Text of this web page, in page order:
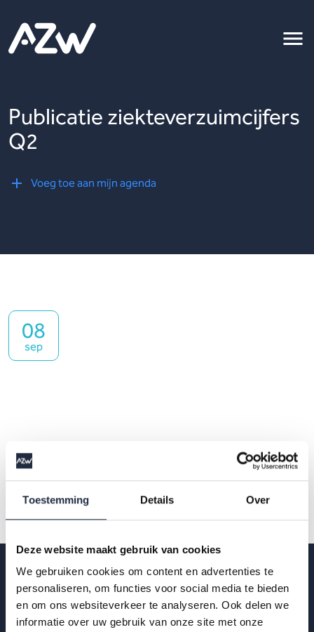
Toestemming Details Over
Deze website maakt gebruik van cookies
We gebruiken cookies om content en advertenties te
personaliseren, om functies voor social media te bieden
en om ons websiteverkeer te analyseren. Ook delen we
informatie over uw gebruik van onze site met onze
Publicatie ziekteverzuimcijfers
Q2
Voeg toe aan mijn agenda
08
sep
Op de hoogte blijven?